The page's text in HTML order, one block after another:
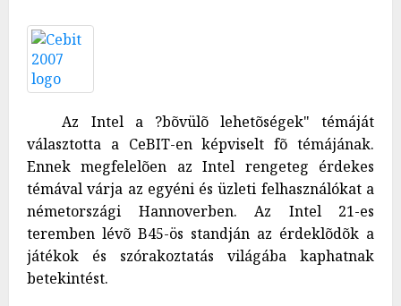
Az Intel a ?bõvülõ lehetõségek" témáját
választotta a CeBIT-en képviselt fõ témájának.
Ennek megfelelõen az Intel rengeteg érdekes
témával várja az egyéni és üzleti felhasználókat a
németországi Hannoverben. Az Intel 21-es
teremben lévõ B45-ös standján az érdeklõdõk a
játékok és szórakoztatás világába kaphatnak
betekintést.